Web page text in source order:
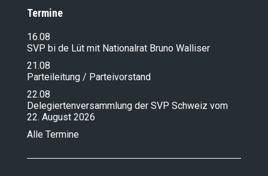
Termine
16.08
SVP bi de Lüt mit Nationalrat Bruno Walliser
21.08
Parteileitung / Parteivorstand
22.08
Delegiertenversammlung der SVP Schweiz vom
22. August 2026
Alle Termine